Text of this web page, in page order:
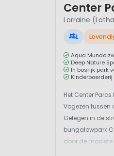
Lorraine
L
Aqua Mundo
Deep Nature
In bosrijk park
Kinderboerderij
Het Center
Vogezen tussen
Gelegen in de
bungalowpark
door de mooiste